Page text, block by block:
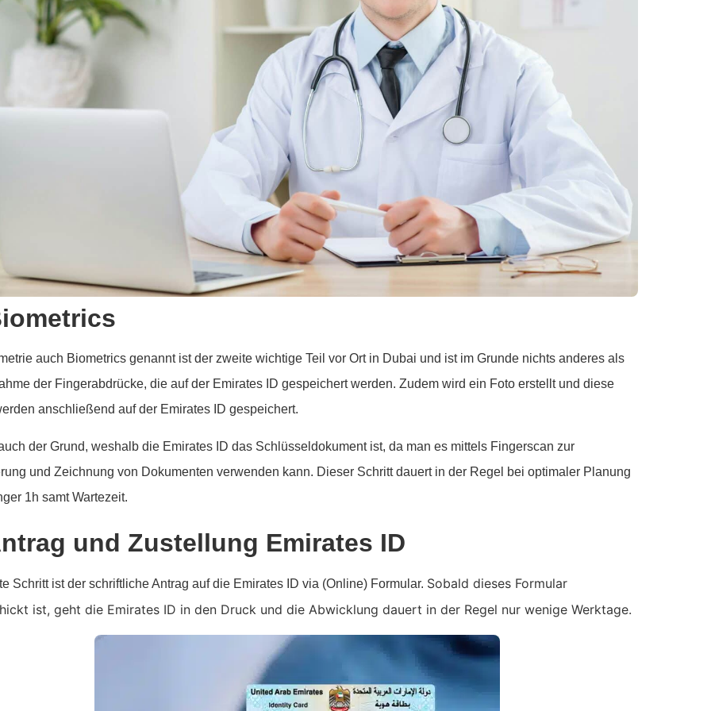
auch Biometrics genannt ist der zweite wichtige Teil vor Ort in Dubai und ist im Grunde nichts anderes als
der Fingerabdrücke, die auf der Emirates ID gespeichert werden. Zudem wird ein Foto erstellt und diese
anschließend auf der Emirates ID gespeichert.
der Grund, weshalb die Emirates ID das Schlüsseldokument ist, da man es mittels Fingerscan zur
und Zeichnung von Dokumenten verwenden kann. Dieser Schritt dauert in der Regel bei optimaler Planung
1h samt Wartezeit.
und Zustellung Emirates ID
Schritt ist der schriftliche Antrag auf die Emirates ID via (Online) Formular. Sobald dieses Formular
ist, geht die Emirates ID in den Druck und die Abwicklung dauert in der Regel nur wenige Werktage.